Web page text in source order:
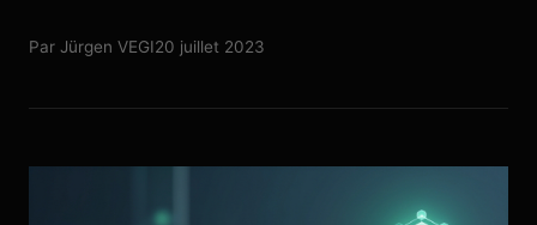
Par Jürgen VEGI20 juillet 2023